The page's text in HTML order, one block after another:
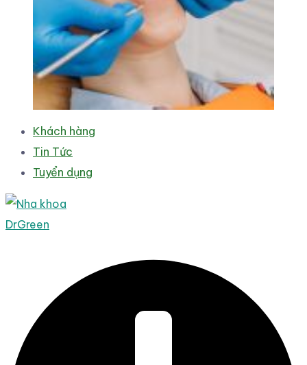
Khách hàng
Tin Tức
Tuyển dụng